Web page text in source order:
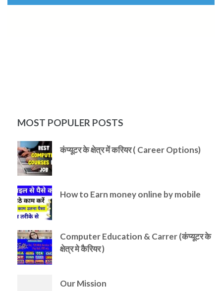
MOST POPULER POSTS
कंप्यूटर के क्षेत्र में करियर ( Career Options)
How to Earn money online by mobile
Computer Education & Carrer (कंप्यूटर के
क्षेत्र मे कैरियर )
Our Mission